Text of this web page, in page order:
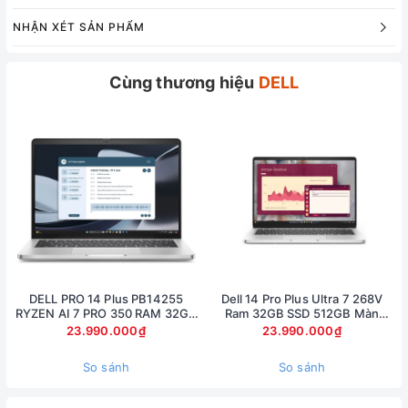
Dell đã đổi tên gọi của dòng laptop gaming mới của mình là
Dell Gaming G15.
Dòng Gaming G15 2021 mới của Dell có thiết kế hơi hướng
NHẬN XÉT SẢN PHẨM
Cùng thương hiệu DELL
DELL PRO 14 Plus PB14255
RYZEN AI 7 PRO 350 RAM 32GB
SSD 512GB AMD RADEON 860M
GRAPHICS MÀN 14inch FullHD+
23.990.000₫
So sánh
Dell 14 Pro Plus Ultra 7 268V
Ram 32GB SSD 512GB Màn
14inch FullHD Touch
23.990.000₫
So sánh